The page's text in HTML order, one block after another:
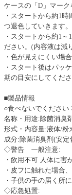
ケースの「D」マー
・スタートから約1
つ退色していきます。
・スタートから約1
ださい。(内容液は減
・色が見えにくい場
・スタート後はパッ
期の目安にしてくださ
■製品情報
○食べないでください
名称・用途:除菌消臭剤
形式・内容量:液体/粉
成分:除菌消臭剤(安定
◇警告 一般注意:
・飲用不可 人体に害
・皮フに触れた場合
・子供の手の届く所
◇応急処置: